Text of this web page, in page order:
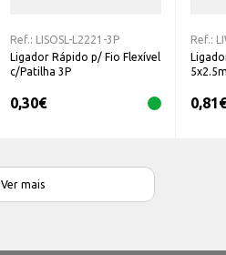
Ref.:
LISOSL-L2221-3P
Ligador Rápido p/ Fio Flexível
c/Patilha 3P
0,30€
Ref.:
0,81€
Ver mais